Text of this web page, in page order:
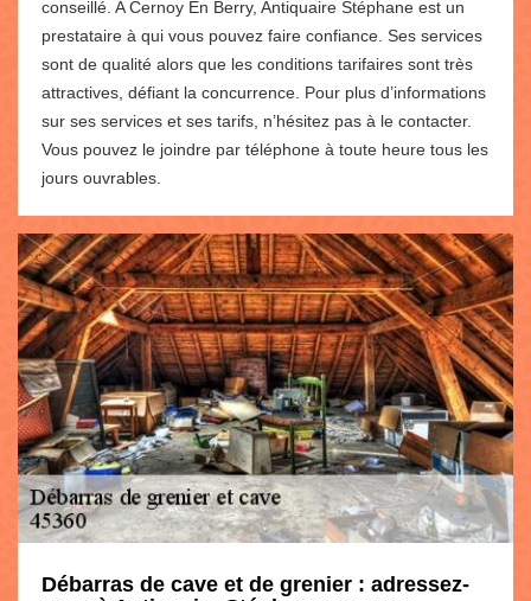
conseillé. A Cernoy En Berry, Antiquaire Stéphane est un
prestataire à qui vous pouvez faire confiance. Ses services
sont de qualité alors que les conditions tarifaires sont très
attractives, défiant la concurrence. Pour plus d’informations
sur ses services et ses tarifs, n’hésitez pas à le contacter.
Vous pouvez le joindre par téléphone à toute heure tous les
jours ouvrables.
Débarras de cave et de grenier : adressez-